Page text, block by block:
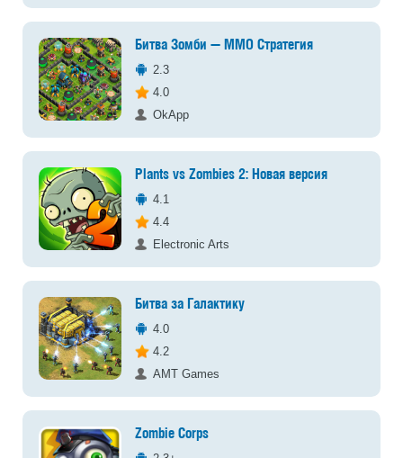
Битва Зомби — ММО Стратегия
2.3
4.0
OkApp
Plants vs Zombies 2: Новая версия
4.1
4.4
Electronic Arts
Битва за Галактику
4.0
4.2
AMT Games
Zombie Corps